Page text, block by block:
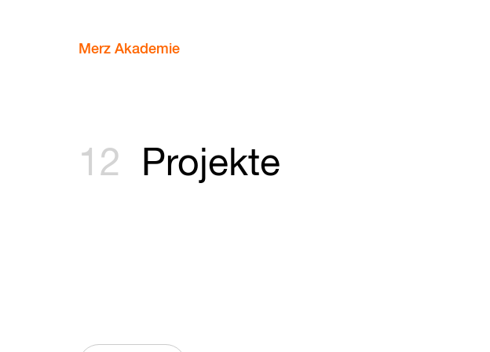
Merz Akademie
12 Projekte